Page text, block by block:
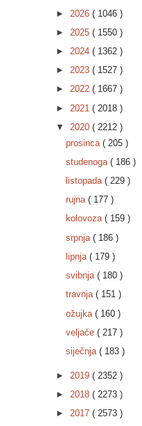
► 2026 ( 1046 )
► 2025 ( 1550 )
► 2024 ( 1362 )
► 2023 ( 1527 )
► 2022 ( 1667 )
► 2021 ( 2018 )
▼ 2020 ( 2212 )
prosinca ( 205 )
studenoga ( 186 )
listopada ( 229 )
rujna ( 177 )
kolovoza ( 159 )
srpnja ( 186 )
lipnja ( 179 )
svibnja ( 180 )
travnja ( 151 )
ožujka ( 160 )
veljače ( 217 )
siječnja ( 183 )
► 2019 ( 2352 )
► 2018 ( 2273 )
► 2017 ( 2573 )